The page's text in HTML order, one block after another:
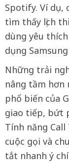
Spotify. Ví dụ,
tìm thấy lịch
dùng yêu
dụng
Những trải
nâng tầm hơn
phổ biến của
giao tiếp, bứt
Tính năng
cuộc gọi và
tắt nhanh ý